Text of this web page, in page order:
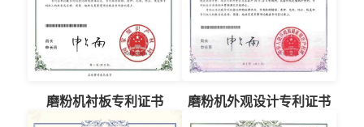
磨粉机衬板专利证书 磨粉机外观设计专利证书